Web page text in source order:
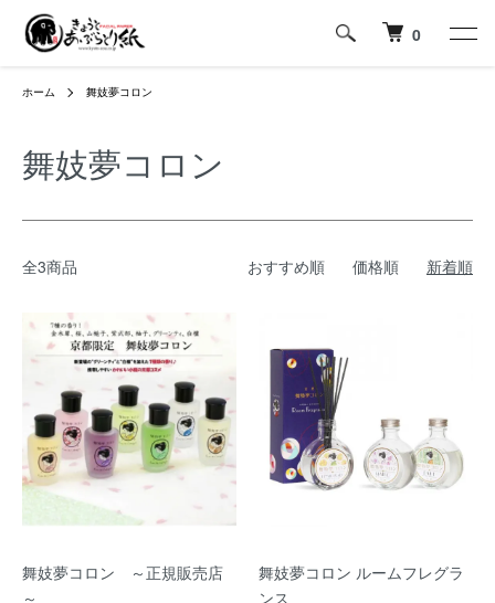
0
ホーム 舞妓夢コロン
舞妓夢コロン
全3商品 おすすめ順 価格順 新着順
舞妓夢コロン ～正規販売店
～
舞妓夢コロン ルームフレグラ
ンス